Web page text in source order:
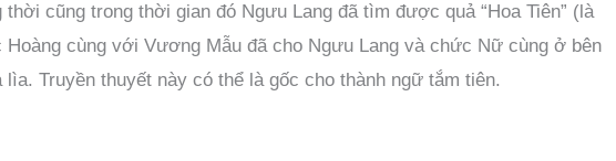
cũng trong thời gian đó Ngưu Lang đã tìm được quả “Hoa Tiên” (là
cùng với Vương Mẫu đã cho Ngưu Lang và chức Nữ cùng ở bên
Truyền thuyết này có thể là gốc cho thành ngữ tắm tiên.